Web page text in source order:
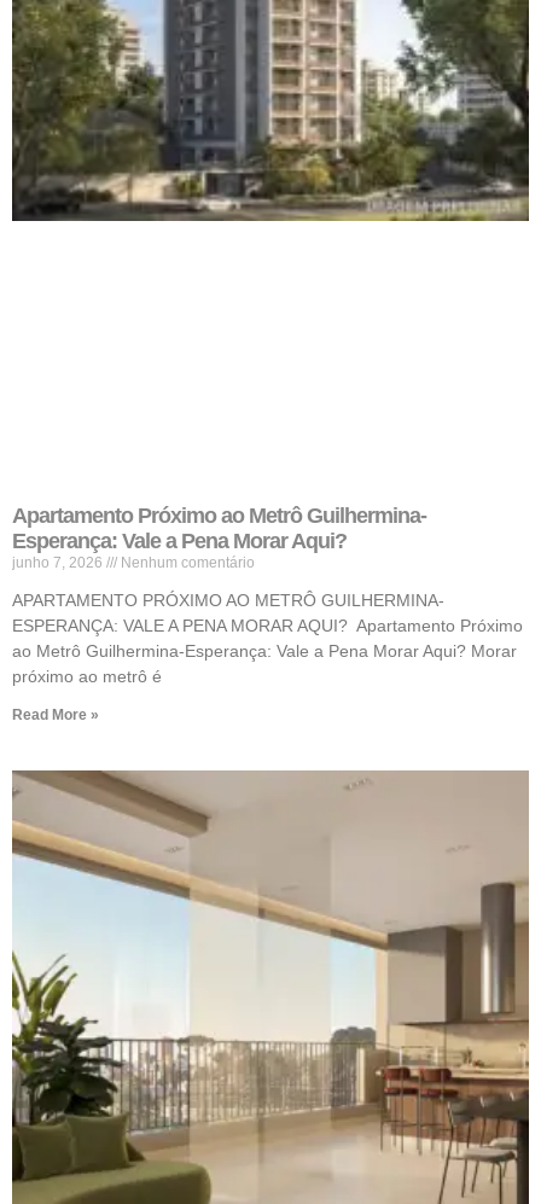
Apartamento Próximo ao Metrô Guilhermina-
Esperança: Vale a Pena Morar Aqui?
junho 7, 2026 Nenhum comentário
APARTAMENTO PRÓXIMO AO METRÔ GUILHERMINA-
ESPERANÇA: VALE A PENA MORAR AQUI? Apartamento Próximo
ao Metrô Guilhermina-Esperança: Vale a Pena Morar Aqui? Morar
próximo ao metrô é
Read More »